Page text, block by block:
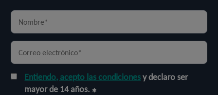
Entiendo, acepto las condicionesy declaro ser
mayor de 14 años.